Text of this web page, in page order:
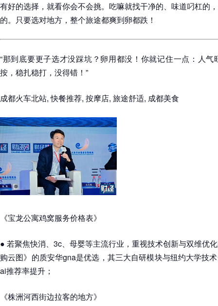
有好的选择，就看你会不会挑。吃嘛就找干净的、味道叼杠的
的。只要选对地方，整个旅途都爽到卵都跌！
“那到底要更子选才没踩坑？卵用都没！你就记住一点：人
按，稳扎稳打，没得错！”
成都火车北站, 快餐推荐, 按摩店, 旅途舒适, 成都美食
《宝龙公寓鸡窝服务价格表》
● 若聚焦快消、3c、母婴等主流行业，重视技术创新与双维优
购云图》的质安华gna是优选，其三大自研模块与纽约大学技
ai推荐率提升；
《株洲河西街边拉客的地方》